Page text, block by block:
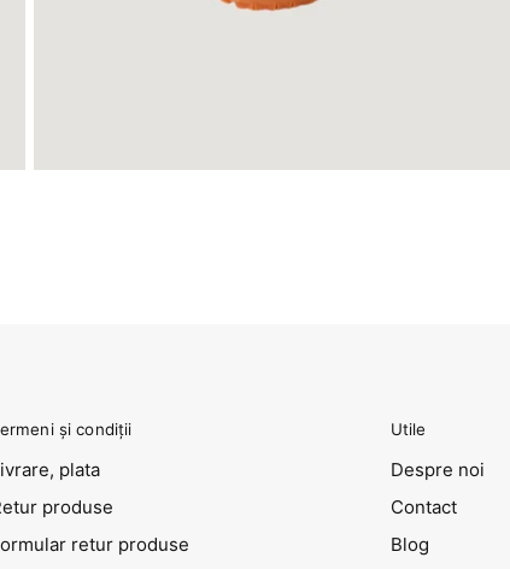
și condiții
plata
produse
retur produse
Utile
Despre noi
Contact
Blog